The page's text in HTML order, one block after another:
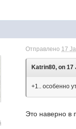
Отправлено 17
Katrin80, on 17
+1.. особенно
Это наверно в